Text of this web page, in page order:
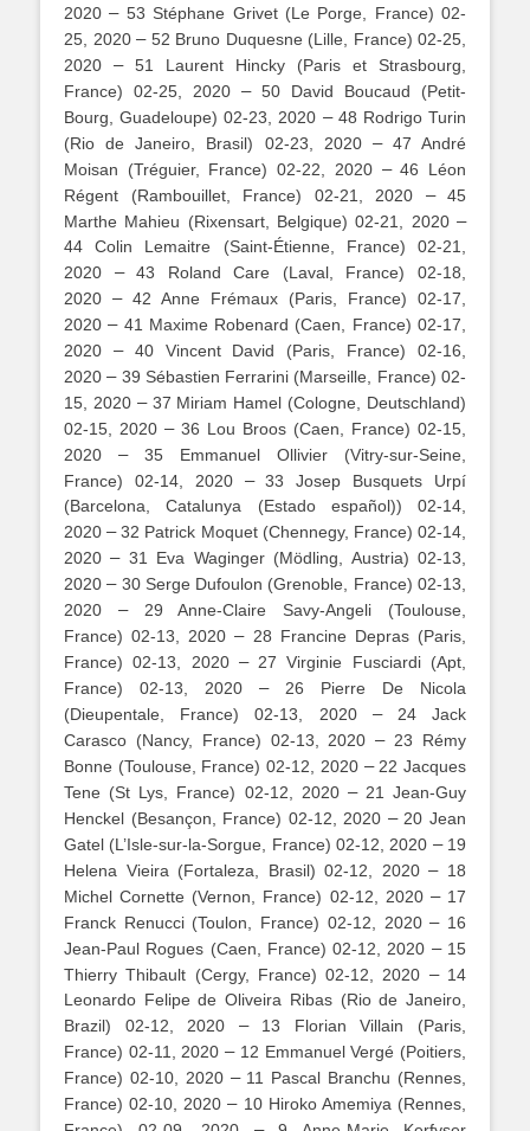
2020 – 53 Stéphane Grivet (Le Porge, France) 02-
25, 2020– 52 Bruno Duquesne (Lille, France) 02-25,
2020 – 51 Laurent Hincky (Paris et Strasbourg,
France) 02-25, 2020 – 50 David Boucaud (Petit-
Bourg, Guadeloupe) 02-23, 2020 – 48 Rodrigo Turin
(Rio de Janeiro, Brasil) 02-23, 2020– 47 André
Moisan (Tréguier, France) 02-22, 2020–46 Léon
Régent (Rambouillet, France) 02-21, 2020 – 45
Marthe Mahieu (Rixensart, Belgique) 02-21, 2020–
44 Colin Lemaitre (Saint-Étienne, France) 02-21,
2020 –43 Roland Care (Laval, France) 02-18,
2020 – 42 Anne Frémaux (Paris, France) 02-17,
2020 – 41 Maxime Robenard (Caen, France) 02-17,
2020 – 40 Vincent David (Paris, France) 02-16,
2020 – 39 Sébastien Ferrarini (Marseille, France) 02-
15, 2020– 37 Miriam Hamel (Cologne, Deutschland)
02-15, 2020 – 36 Lou Broos (Caen, France) 02-15,
2020 – 35 Emmanuel Ollivier (Vitry-sur-Seine,
France) 02-14, 2020–33 Josep Busquets Urpí
(Barcelona, Catalunya (Estado español)) 02-14,
2020 –32 Patrick Moquet (Chennegy, France) 02-14,
2020 – 31 Eva Waginger (Mödling, Austria) 02-13,
2020 – 30 Serge Dufoulon (Grenoble, France) 02-13,
2020 –
29 Anne-Claire Savy-Angeli (Toulouse,
France) 02-13, 2020 – 28 Francine Depras (Paris,
France) 02-13, 2020– 27 Virginie Fusciardi (Apt,
France) 02-13, 2020 – 26 Pierre De Nicola
(Dieupentale, France) 02-13, 2020–
24 Jack
Carasco (Nancy, France) 02-13, 2020 – 23 Rémy
Bonne (Toulouse, France) 02-12, 2020– 22 Jacques
Tene (St Lys, France) 02-12, 2020– 21 Jean-Guy
Henckel (Besançon, France) 02-12, 2020 – 20 Jean
Gatel (L’Isle-sur-la-Sorgue, France) 02-12, 2020 – 19
Helena Vieira (Fortaleza, Brasil) 02-12, 2020– 18
Michel Cornette (Vernon, France) 02-12, 2020– 17
Franck Renucci (Toulon, France) 02-12, 2020– 16
Jean-Paul Rogues (Caen, France) 02-12, 2020 – 15
Thierry Thibault (Cergy, France) 02-12, 2020 – 14
Leonardo Felipe de Oliveira Ribas (Rio de Janeiro,
Brazil) 02-12, 2020 – 13 Florian Villain (Paris,
France) 02-11, 2020 – 12 Emmanuel Vergé (Poitiers,
France) 02-10, 2020– 11 Pascal Branchu (Rennes,
France) 02-10, 2020 – 10 Hiroko Amemiya (Rennes,